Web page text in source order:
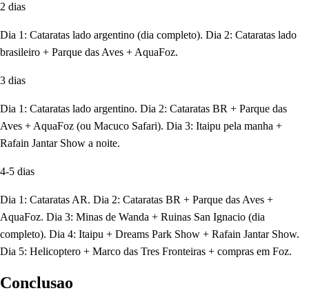
2 dias
Dia 1: Cataratas lado argentino (dia completo). Dia 2: Cataratas lado
brasileiro + Parque das Aves + AquaFoz.
3 dias
Dia 1: Cataratas lado argentino. Dia 2: Cataratas BR + Parque das
Aves + AquaFoz (ou Macuco Safari). Dia 3: Itaipu pela manha +
Rafain Jantar Show a noite.
4-5 dias
Dia 1: Cataratas AR. Dia 2: Cataratas BR + Parque das Aves +
AquaFoz. Dia 3: Minas de Wanda + Ruinas San Ignacio (dia
completo). Dia 4: Itaipu + Dreams Park Show + Rafain Jantar Show.
Dia 5: Helicoptero + Marco das Tres Fronteiras + compras em Foz.
Conclusao